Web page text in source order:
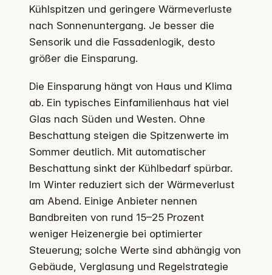
Kühlspitzen und geringere Wärmeverluste
nach Sonnenuntergang. Je besser die
Sensorik und die Fassadenlogik, desto
größer die Einsparung.
Die Einsparung hängt von Haus und Klima
ab. Ein typisches Einfamilienhaus hat viel
Glas nach Süden und Westen. Ohne
Beschattung steigen die Spitzenwerte im
Sommer deutlich. Mit automatischer
Beschattung sinkt der Kühlbedarf spürbar.
Im Winter reduziert sich der Wärmeverlust
am Abend. Einige Anbieter nennen
Bandbreiten von rund 15–25 Prozent
weniger Heizenergie bei optimierter
Steuerung; solche Werte sind abhängig von
Gebäude, Verglasung und Regelstrategie